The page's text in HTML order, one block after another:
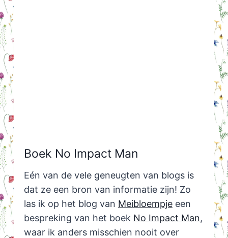
Boek No Impact Man
Eén van de vele geneugten van blogs is
dat ze een bron van informatie zijn! Zo
las ik op het blog van Meibloempjeeen
bespreking van het boek No Impact Man,
waar ik anders misschien nooit over